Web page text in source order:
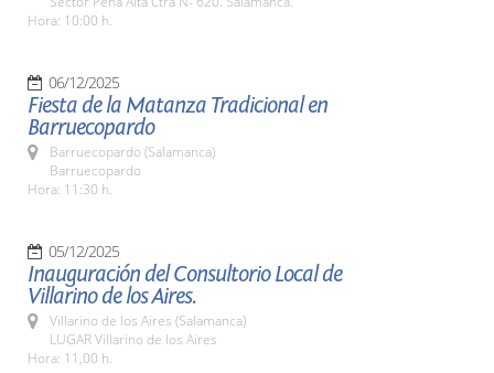
Hora: 10:00 h.
06/12/2025
Fiesta de la Matanza Tradicional en
Barruecopardo
Barruecopardo (Salamanca)
Barruecopardo
Hora: 11:30 h.
05/12/2025
Inauguración del Consultorio Local de
Villarino de los Aires.
Villarino de los Aires (Salamanca)
LUGAR Villarino de los Aires
Hora: 11,00 h.